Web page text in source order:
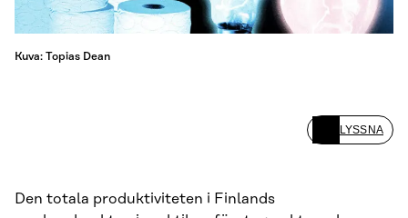
Kuva: Topias Dean
LYSSNA
Den totala produktiviteten i Finlands